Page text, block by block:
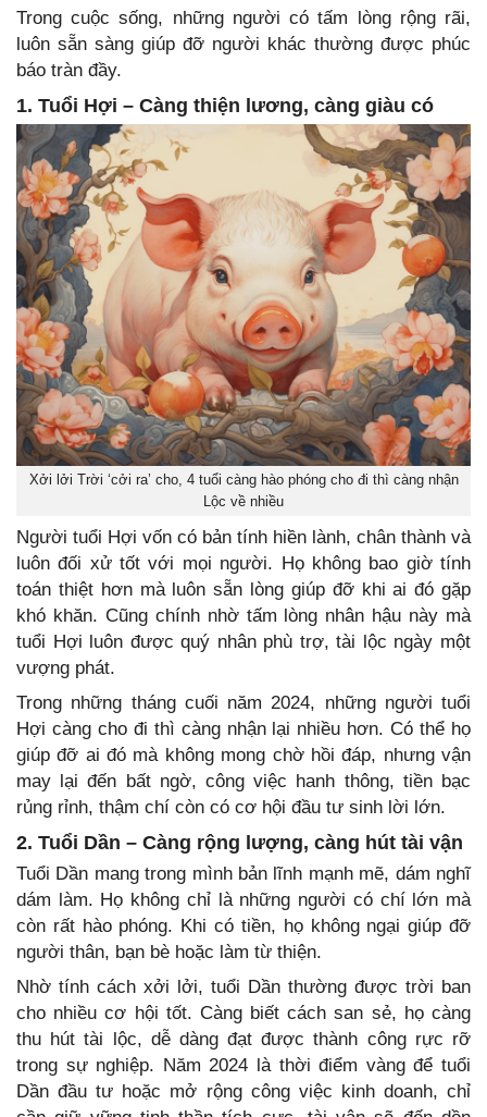
Trong cuộc sống, những người có tấm lòng rộng rãi,
luôn sẵn sàng giúp đỡ người khác thường được phúc
báo tràn đầy.
1. Tuổi Hợi – Càng thiện lương, càng giàu có
Xởi lởi Trời ‘cởi ra’ cho, 4 tuổi càng hào phóng cho đi thì càng nhận
Lộc về nhiều
Người tuổi Hợi vốn có bản tính hiền lành, chân thành và
luôn đối xử tốt với mọi người. Họ không bao giờ tính
toán thiệt hơn mà luôn sẵn lòng giúp đỡ khi ai đó gặp
khó khăn. Cũng chính nhờ tấm lòng nhân hậu này mà
tuổi Hợi luôn được quý nhân phù trợ, tài lộc ngày một
vượng phát.
Trong những tháng cuối năm 2024, những người tuổi
Hợi càng cho đi thì càng nhận lại nhiều hơn. Có thể họ
giúp đỡ ai đó mà không mong chờ hồi đáp, nhưng vận
may lại đến bất ngờ, công việc hanh thông, tiền bạc
rủng rỉnh, thậm chí còn có cơ hội đầu tư sinh lời lớn.
2. Tuổi Dần – Càng rộng lượng, càng hút tài vận
Tuổi Dần mang trong mình bản lĩnh mạnh mẽ, dám nghĩ
dám làm. Họ không chỉ là những người có chí lớn mà
còn rất hào phóng. Khi có tiền, họ không ngại giúp đỡ
người thân, bạn bè hoặc làm từ thiện.
Nhờ tính cách xởi lởi, tuổi Dần thường được trời ban
cho nhiều cơ hội tốt. Càng biết cách san sẻ, họ càng
thu hút tài lộc, dễ dàng đạt được thành công rực rỡ
trong sự nghiệp. Năm 2024 là thời điểm vàng để tuổi
Dần đầu tư hoặc mở rộng công việc kinh doanh, chỉ